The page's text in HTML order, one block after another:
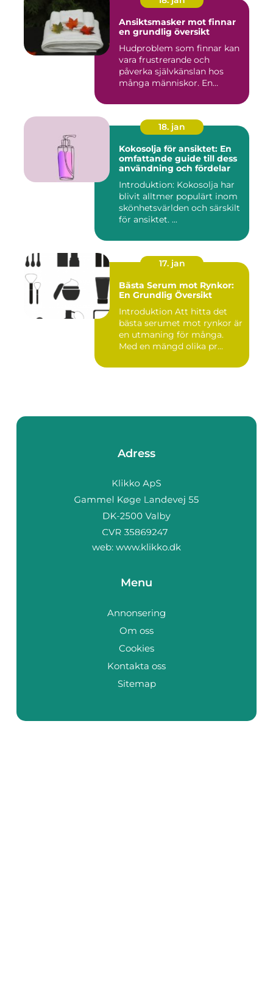
Ansiktsmasker mot finnar
en grundlig översikt
Hudproblem som finnar kan
vara frustrerande och
påverka självkänslan hos
många människor. En
18. jan
Kokosolja för ansiktet: En
omfattande guide till dess
användning och fördelar
Introduktion: Kokosolja har
blivit alltmer populärt inom
skönhetsvärlden och särskilt
för ansiktet. ...
17. jan
Bästa Serum mot Rynkor:
En Grundlig Översikt
Introduktion Att hitta det
bästa serumet mot rynkor är
en utmaning för många.
Med en mängd olika pr...
Adress
web: www.klikko.dk
Menu
Annonsering
Om oss
Cookies
Kontakta oss
Sitemap